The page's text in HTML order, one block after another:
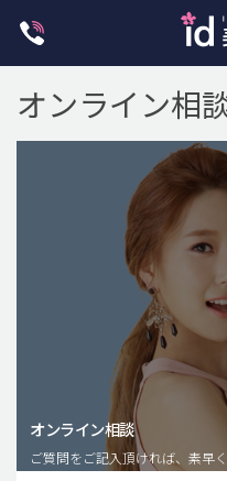
脂肪注入(アンチエイジング)
豊胸手術・バストアップ
オンライン相
オンライン相談
ご質問をご記入頂ければ、素早